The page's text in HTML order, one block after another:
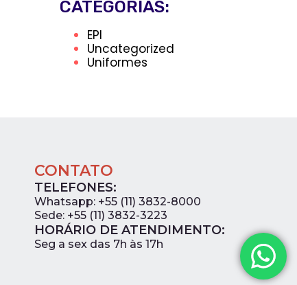
CATEGORIAS:
EPI
Uncategorized
Uniformes
CONTATO
TELEFONES:
Whatsapp: +55 (11) 3832-8000
Sede: +55 (11) 3832-3223
HORÁRIO DE ATENDIMENTO:
Seg a sex das 7h às 17h 0